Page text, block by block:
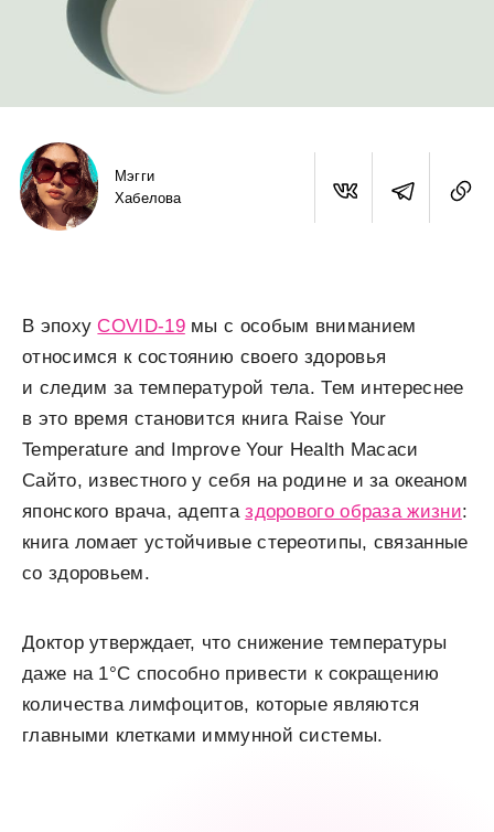
Мэгги
Хабелова
В эпоху COVID-19мы с особым вниманием
относимся к состоянию своего здоровья
и следим за температурой тела. Тем интереснее
в это время становится книга Raise Your
Temperature and Improve Your Health Масаси
Сайто, известного у себя на родине и за океаном
японского врача, адепта здорового образа жизни:
книга ломает устойчивые стереотипы, связанные
со здоровьем.
Доктор утверждает, что снижение температуры
даже на 1°C способно привести к сокращению
количества лимфоцитов, которые являются
главными клетками иммунной системы.